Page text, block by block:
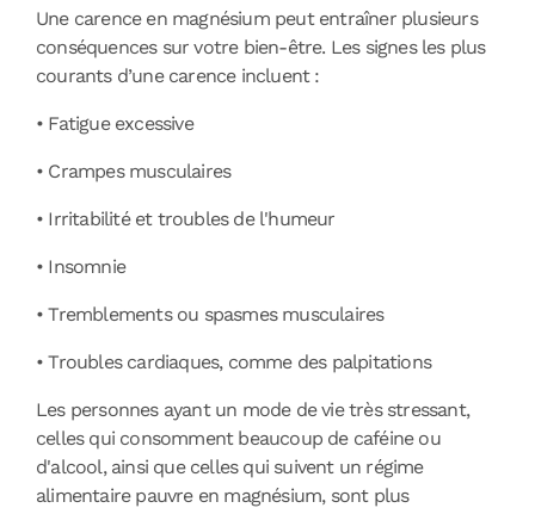
Une carence en magnésium peut entraîner plusieurs
conséquences sur votre bien-être. Les signes les plus
courants d’une carence incluent :
• Fatigue excessive
• Crampes musculaires
• Irritabilité et troubles de l'humeur
• Insomnie
• Tremblements ou spasmes musculaires
• Troubles cardiaques, comme des palpitations
Les personnes ayant un mode de vie très stressant,
celles qui consomment beaucoup de caféine ou
d'alcool, ainsi que celles qui suivent un régime
alimentaire pauvre en magnésium, sont plus